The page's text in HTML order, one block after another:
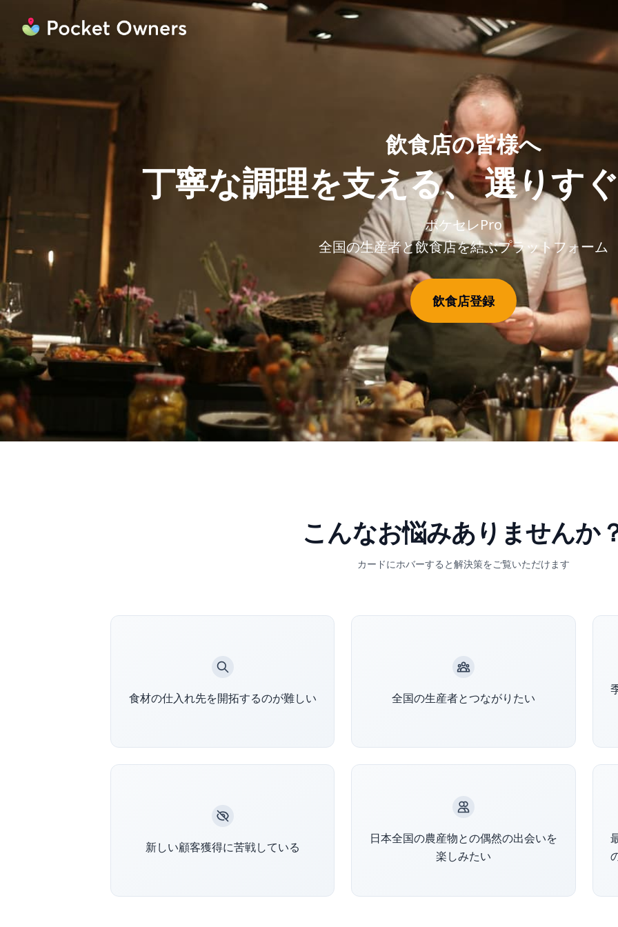
飲食店の皆様へ
丁寧な調理を支える、選りす
ポケセレPro
全国の生産者と飲食店を結ぶプラットフォーム
飲食店登録
こんなお悩みありませんか
カードにホバーすると解決策をご覧いただけます
食材の仕入れ先を開拓するのが難しい
ポケセレProの全国農家ネットワーク
で簡単に新しい仕入れ先を発見できま
全国の生産者とつながりたい
がることができます
新しい顧客獲得に苦戦している
わりを発信し新規顧客を獲得
日本全国の農産物との偶然の出会いを
楽しみたい
季節のおまかせボックスで予想外の素
晴らしい農産物と出会えます